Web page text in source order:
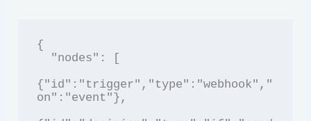
{
{"id":"trigger","type":"webhook","
on":"event"},